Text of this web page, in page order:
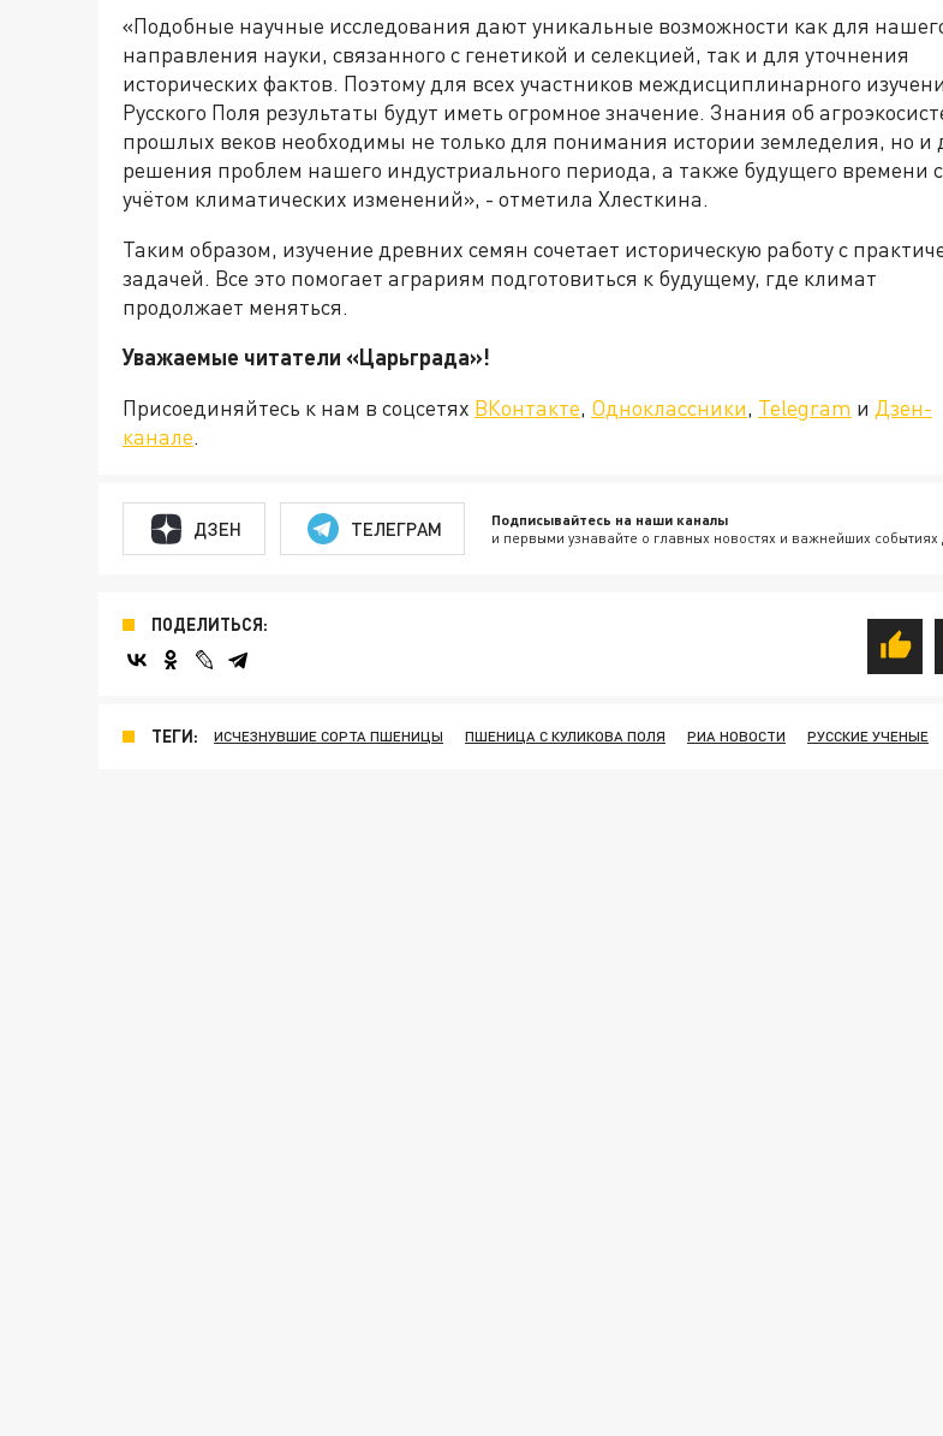
«Подобные научные исследования дают уникальные возможности как для
направления науки, связанного с генетикой и селекцией, так и для уточнения
исторических фактов. Поэтому для всех участников междисциплинарного
Русского Поля результаты будут иметь огромное значение. Знания об
прошлых веков необходимы не только для понимания истории земледелия, но и
решения проблем нашего индустриального периода, а также будущего времени с
учётом климатических изменений», - отметила Хлесткина.
Таким образом, изучение древних семян сочетает историческую работу с
задачей. Все это помогает аграриям подготовиться к будущему, где климат
продолжает меняться.
Уважаемые читатели «Царьграда»!
Присоединяйтесь к нам в соцсетях ВКонтакте, Одноклассники, Telegram и Дзен-
канале.
ДЗЕН ТЕЛЕГРАМ Подписывайтесь на наши каналы
и первыми узнавайте о главных новостях и важнейших событиях
ПОДЕЛИТЬСЯ:
ТЕГИ: ИСЧЕЗНУВШИЕ СОРТА ПШЕНИЦЫ ПШЕНИЦА С КУЛИКОВА ПОЛЯ РИА НОВОСТИ РУССКИЕ УЧЕНЫЕ